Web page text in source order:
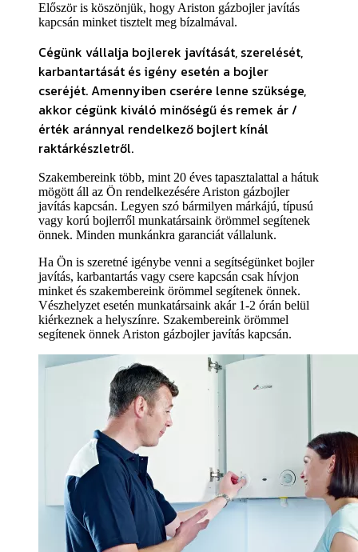
Először is köszönjük, hogy Ariston gázbojler javítás
kapcsán minket tisztelt meg bízalmával.
Cégünk vállalja bojlerek javítását, szerelését,
karbantartását és igény esetén a bojler
cseréjét. Amennyiben cserére lenne szüksége,
akkor cégünk kiváló minőségű és remek ár /
érték aránnyal rendelkező bojlert kínál
raktárkészletről.
Szakembereink több, mint 20 éves tapasztalattal a hátuk
mögött áll az Ön rendelkezésére Ariston gázbojler
javítás kapcsán. Legyen szó bármilyen márkájú, típusú
vagy korú bojlerről munkatársaink örömmel segítenek
önnek. Minden munkánkra garanciát vállalunk.
Ha Ön is szeretné igénybe venni a segítségünket bojler
javítás, karbantartás vagy csere kapcsán csak hívjon
minket és szakembereink örömmel segítenek önnek.
Vészhelyzet esetén munkatársaink akár 1-2 órán belül
kiérkeznek a helyszínre. Szakembereink örömmel
segítenek önnek Ariston gázbojler javítás kapcsán.